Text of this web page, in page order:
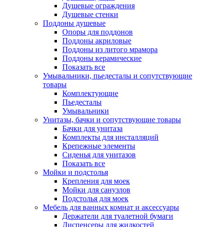
Душевые ограждения
Душевые стенки
Поддоны душевые
Опоры для поддонов
Поддоны акриловые
Поддоны из литого мрамора
Поддоны керамические
Показать все
Умывальники, пьедесталы и сопутствующие
товары
Комплектующие
Пьедесталы
Умывальники
Унитазы, бачки и сопутствующие товары
Бачки для унитаза
Комплекты для инсталляций
Крепежные элементы
Сиденья для унитазов
Показать все
Мойки и подстолья
Крепления для моек
Мойки для санузлов
Подстолья для моек
Мебель для ванных комнат и аксессуары
Держатели для туалетной бумаги
Диспенсеры для жидкостей